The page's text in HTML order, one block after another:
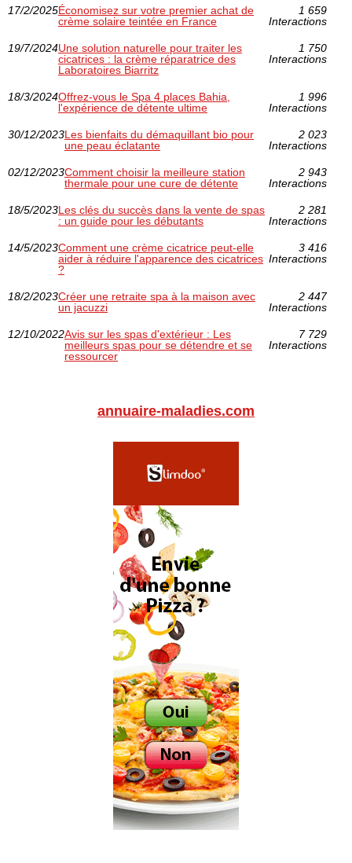
17/2/2025Économisez sur votre premier achat de
crème solaire teintée en France
1 659
Interactions
19/7/2024Une solution naturelle pour traiter les
cicatrices : la crème réparatrice des
Laboratoires Biarritz
1 750
Interactions
18/3/2024Offrez-vous le Spa 4 places Bahia,
l'expérience de détente ultime
1 996
Interactions
30/12/2023Les bienfaits du démaquillant bio pour
une peau éclatante
2 023
Interactions
02/12/2023Comment choisir la meilleure station
thermale pour une cure de détente
2 943
Interactions
18/5/2023Les clés du succès dans la vente de spas
: un guide pour les débutants
2 281
Interactions
14/5/2023Comment une crème cicatrice peut-elle
aider à réduire l'apparence des cicatrices
?
3 416
Interactions
18/2/2023Créer une retraite spa à la maison avec
un jacuzzi
2 447
Interactions
12/10/2022Avis sur les spas d'extérieur : Les
meilleurs spas pour se détendre et se
ressourcer
7 729
Interactions
annuaire-maladies.com